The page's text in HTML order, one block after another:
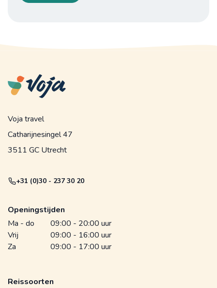
Voja travel
Catharijnesingel 47
3511 GC Utrecht
+31 (0)30 - 237 30 20
Openingstijden
Ma - do
09:00 - 20:00 uur
Vrij
09:00 - 16:00 uur
Za
09:00 - 17:00 uur
Reissoorten